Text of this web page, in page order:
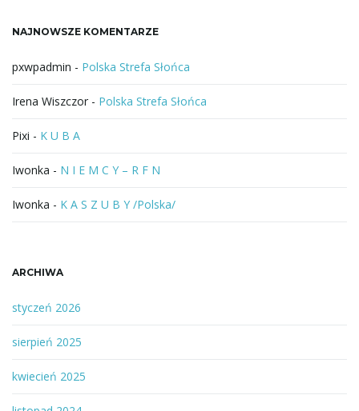
z
NAJNOWSZE KOMENTARZE
pxwpadmin - Polska Strefa Słońca
Irena Wiszczor - Polska Strefa Słońca
Pixi - K U B A
Iwonka - N I E M C Y – R F N
Iwonka - K A S Z U B Y /Polska/
ARCHIWA
styczeń 2026
sierpień 2025
kwiecień 2025